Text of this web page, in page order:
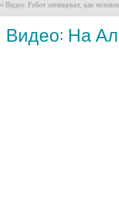
« Видео: Робот затанцевал, как человек
Видео: На